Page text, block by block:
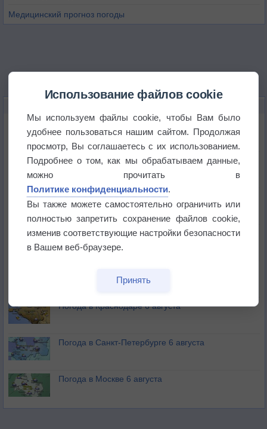
Медицинский прогноз погоды
Приложение построит маршрут через тень
Атмосфера начала замерзать
В Приморье обнаружены морские волны тепла
Изменение климата повлияло на ареал обитания
бабочек
Погода в Краснодаре 6 августа
Погода в Санкт-Петербурге 6 августа
Погода в Москве 6 августа
Использование файлов cookie
Мы используем файлы cookie, чтобы Вам было
удобнее пользоваться нашим сайтом. Продолжая
просмотр, Вы соглашаетесь с их использованием.
Подробнее о том, как мы обрабатываем данные,
можно прочитать в
Политике конфиденциальности.
Вы также можете самостоятельно ограничить или
полностью запретить сохранение файлов cookie,
изменив соответствующие настройки безопасности
в Вашем веб-браузере.
Принять